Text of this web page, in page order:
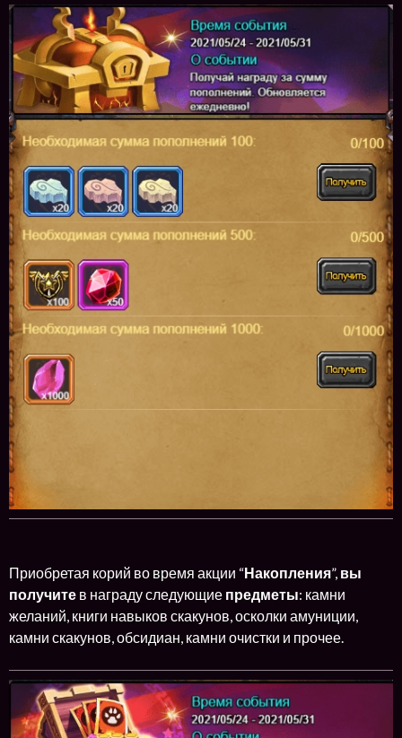
Приобретая корий во время акции “Накопления”, вы
получите в награду следующие предметы: камни
желаний, книги навыков скакунов, осколки амуниции,
камни скакунов, обсидиан, камни очистки и прочее.